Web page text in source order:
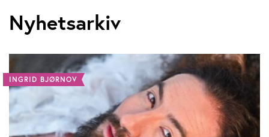
Nyhetsarkiv
INGRID BJØRNOV